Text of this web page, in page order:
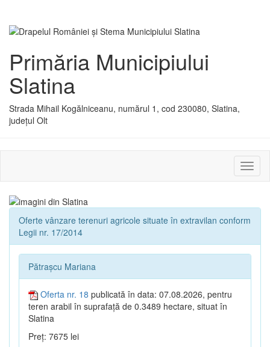
Primăria Municipiului
Slatina
Strada Mihail Kogălniceanu, numărul 1, cod 230080, Slatina,
județul Olt
sau
Oferte vânzare terenuri agricole situate în extravilan conform
Legii nr. 17/2014
Pătrașcu Mariana
Oferta nr. 18 publicată în data: 07.08.2026, pentru
teren arabil în suprafață de 0.3489 hectare, situat în
Slatina
Preț: 7675 lei